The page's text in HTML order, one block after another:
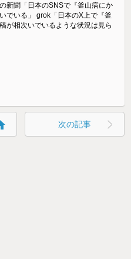
新聞「日本のSNSで『釜山病にか
でいる」 grok「日本のX上で『釜
が相次いでいるような状況は見ら
次の記事